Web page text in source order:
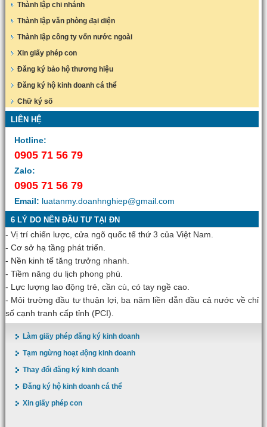
Thành lập chi nhánh
Thành lập văn phòng đại diện
Thành lập công ty vốn nước ngoài
Xin giấy phép con
Đăng ký bảo hộ thương hiệu
Đăng ký hộ kinh doanh cá thể
Chữ ký số
LIÊN HỆ
Hotline:
0905 71 56 79
Zalo:
0905 71 56 79
Email: luatanmy.doanhnghiep@gmail.com
6 LÝ DO NÊN ĐẦU TƯ TẠI ĐN
- Vị trí chiến lược, cửa ngõ quốc tế thứ 3 của Việt Nam.
- Cơ sở hạ tầng phát triển.
- Nền kinh tế tăng trưởng nhanh.
- Tiềm năng du lịch phong phú.
- Lực lượng lao động trẻ, cần cù, có tay ngề cao.
- Môi trường đầu tư thuận lợi, ba năm liền dẫn đầu cả nước về chỉ
số cạnh tranh cấp tỉnh (PCI).
Làm giấy phép đăng ký kinh doanh
Tạm ngừng hoạt động kinh doanh
Thay đổi đăng ký kinh doanh
Đăng ký hộ kinh doanh cá thể
Xin giấy phép con